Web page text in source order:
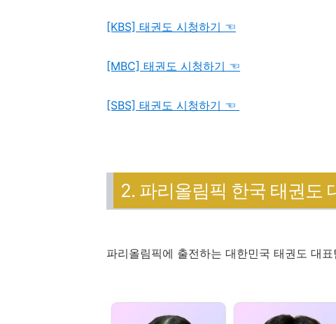
[KBS] 태권도 시청하기 ☜
[MBC] 태권도 시청하기 ☜
[SBS] 태권도 시청하기 ☜
2. 파리올림픽 한국 태권도
파리올림픽에 출전하는 대한민국 태권도 대